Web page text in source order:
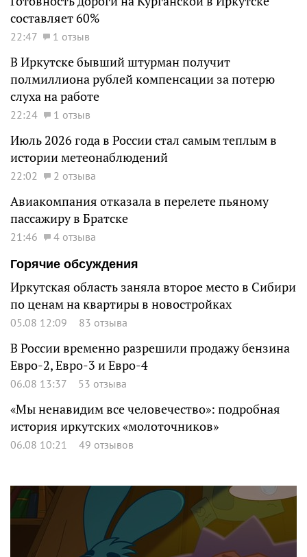
составляет 60%
22:47 1 отзыв
В Иркутске бывший штурман получит
полмиллиона рублей компенсации за потерю
слуха на работе
22:24 1 отзыв
Июль 2026 года в России стал самым теплым в
истории метеонаблюдений
22:02 2 отзыва
Авиакомпания отказала в перелете пьяному
пассажиру в Братске
21:46
4 отзыва
Горячие обсуждения
Иркутская область заняла второе место в Сибири
по ценам на квартиры в новостройках
05.08 12:09 83 отзыва
В России временно разрешили продажу бензина
Евро-2, Евро-3 и Евро-4
06.08 13:37 53 отзыва
«Мы ненавидим все человечество»: подробная
история иркутских «молоточников»
06.08 10:21 49 отзывов